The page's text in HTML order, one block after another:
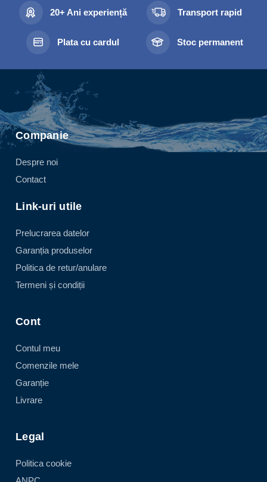
20+ Ani experiență Transport rapid
Plata cu cardul Stoc permanent
Companie
Despre noi
Contact
Link-uri utile
Prelucrarea datelor
Garanția produselor
Politica de retur/anulare
Termeni și condiții
Cont
Contul meu
Comenzile mele
Garanție
Livrare
Legal
Politica cookie